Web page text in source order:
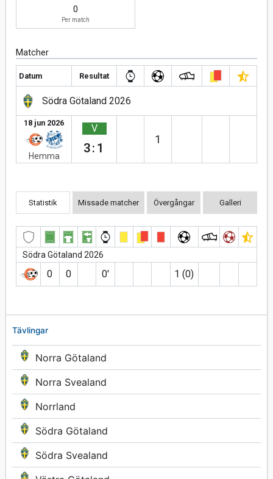
Tävlingar
Norra Götaland
Norra Svealand
Norrland
Södra Götaland
Södra Svealand
0
Per match
Matcher
Datum Resultat
Södra Götaland 2026
18 jun 2026
Hemma
V
3:1
1
Statistik Missade matcher Övergångar Galleri
Södra Götaland 2026
0 0 0′ 1 (0)